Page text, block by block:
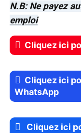
N.B: Ne payez
emploi
Cliquez ici
Cliquez ici
WhatsApp
Cliquez ici